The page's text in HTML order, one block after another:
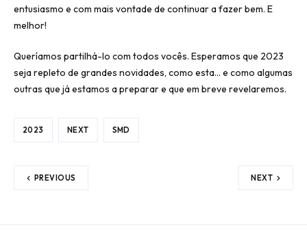
entusiasmo e com mais vontade de continuar a fazer bem. E
melhor!
Queríamos partilhá-lo com todos vocês. Esperamos que 2023
seja repleto de grandes novidades, como esta… e como algumas
outras que já estamos a preparar e que em breve revelaremos.
2023 NEXT SMD
PREVIOUS NEXT